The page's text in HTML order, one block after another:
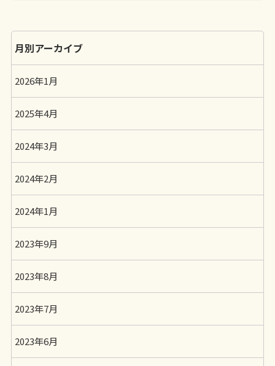
月別アーカイブ
2026年1月
2025年4月
2024年3月
2024年2月
2024年1月
2023年9月
2023年8月
2023年7月
2023年6月